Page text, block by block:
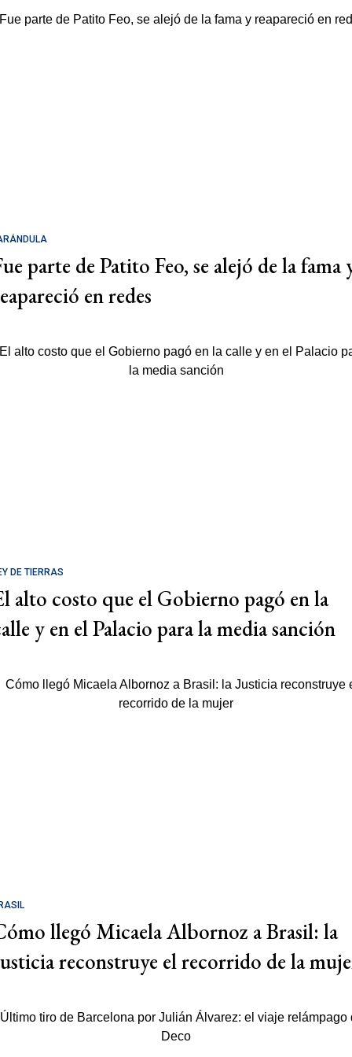
parte de Patito Feo, se alejó de la fama
en redes
DE TIERRAS
alto costo que el Gobierno pagó en la
y en el Palacio para la media sanción
llegó Micaela Albornoz a Brasil: la
reconstruye el recorrido de la